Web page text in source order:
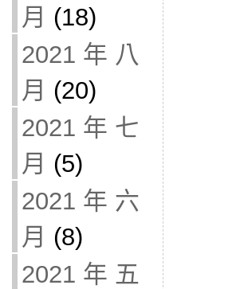
月 (18)
2021 年 八
月 (20)
2021 年 七
月 (5)
2021 年 六
月 (8)
2021 年 五